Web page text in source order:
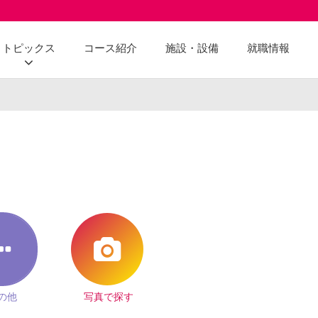
トピックス コース紹介 施設・設備 就職情報
他 写真で探す